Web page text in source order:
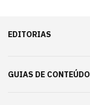
EDITORIAS
GUIAS DE CONTEÚDO